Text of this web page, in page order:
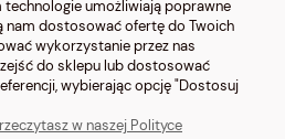
| ul. Głowackiego 2, 42-690 Tworóg | NIP:
877| e-mail:sklep@nosimysie.pl
umożliwiają poprawne
nam dostosować ofertę do Twoich
wykorzystanie przez nas
do sklepu lub dostosować
wybierając opcję "Dostosuj
w naszej Polityce